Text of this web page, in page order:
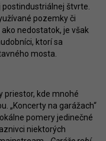
štvrte.
pozemky či
nedostatok, je však
ktorí sa
mosta.
priestor, kde mnohé
„Koncerty na garážach“
pomery jedinečné
niektorých